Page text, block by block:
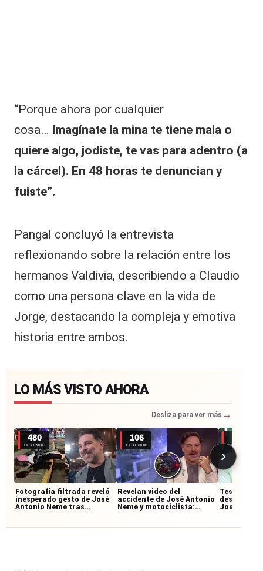
“Porque ahora por cualquier
cosa… Imagínate la mina te tiene mala o
quiere algo, jodiste, te vas para adentro (a
la cárcel). En 48 horas te denuncian y
fuiste”.
Pangal concluyó la entrevista
reflexionando sobre la relación entre los
hermanos Valdivia, describiendo a Claudio
como una persona clave en la vida de
Jorge, destacando la compleja y emotiva
historia entre ambos.
LO MÁS VISTO AHORA
Desliza para ver más →
480
LEYENDO
Fotografía filtrada reveló
inesperado gesto de José
Antonio Neme tras
106
LEYENDO
Revelan video del
accidente de José Antonio
Neme y motociclista:
LEYENDO
Testigos
José
›